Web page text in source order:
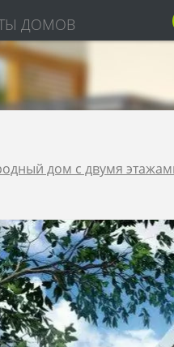
ДОМОВ
дом с двумя